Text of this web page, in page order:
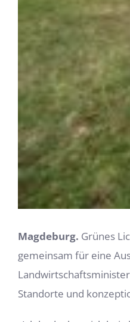
Magdeburg. Grünes
gemeinsam für eine
Standorte und